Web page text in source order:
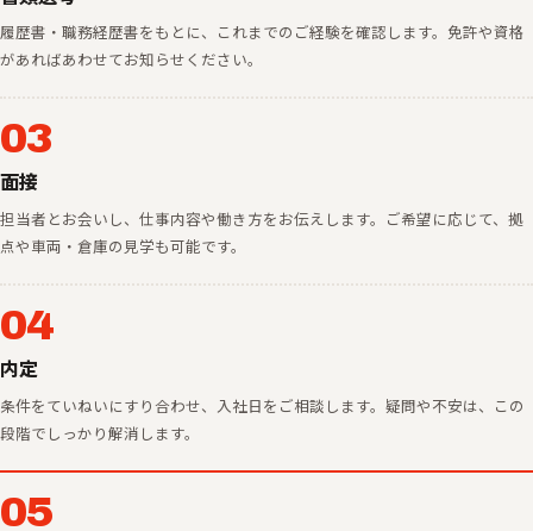
履歴書・職務経歴書をもとに、これまでのご経験を確認します。免許や資格
があればあわせてお知らせください。
03
面接
担当者とお会いし、仕事内容や働き方をお伝えします。ご希望に応じて、拠
点や車両・倉庫の見学も可能です。
04
内定
条件をていねいにすり合わせ、入社日をご相談します。疑問や不安は、この
段階でしっかり解消します。
05